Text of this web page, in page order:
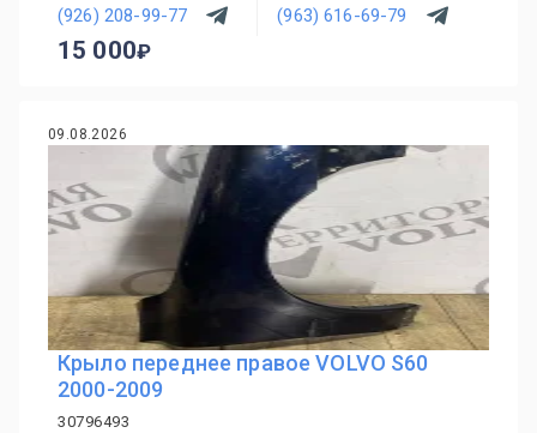
(926) 208-99-77 (963) 616-69-79
15 000
09.08.2026
Крыло переднее правое VOLVO S60
2000-2009
30796493